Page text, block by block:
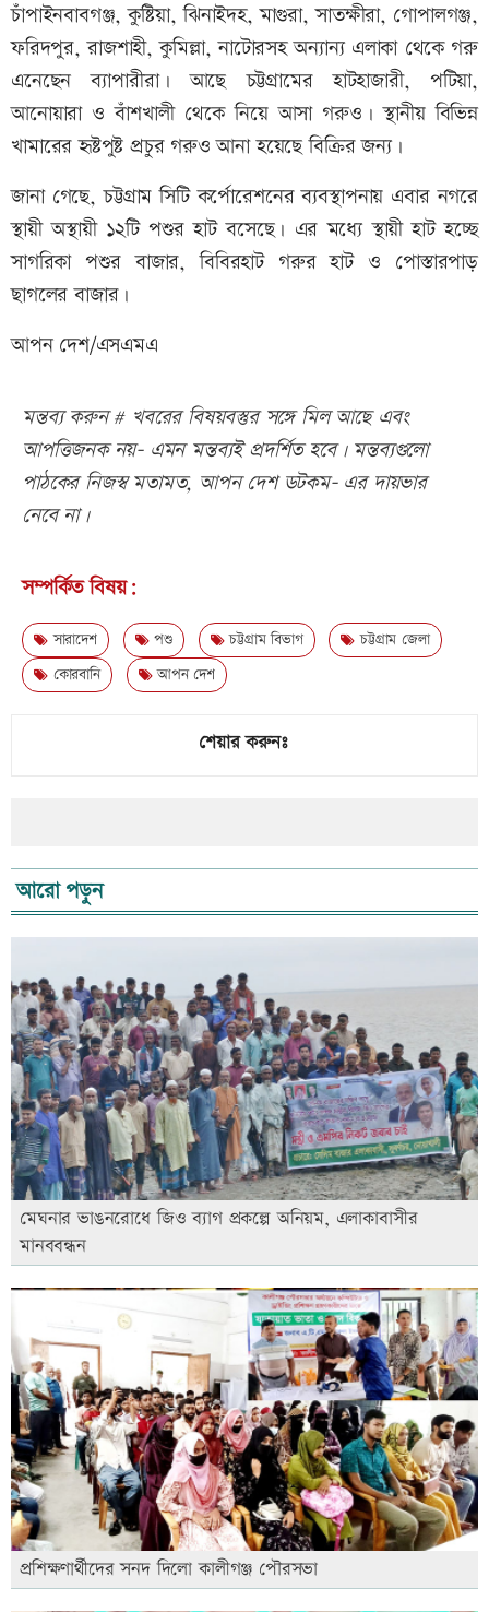
চাঁপাইনবাবগঞ্জ, কুষ্টিয়া, ঝিনাইদহ, মাগুরা, সাতক্ষীরা, গোপালগঞ্জ,
ফরিদপুর, রাজশাহী, কুমিল্লা, নাটোরসহ অন্যান্য এলাকা থেকে গরু
এনেছেন ব্যাপারীরা। আছে চট্টগ্রামের হাটহাজারী, পটিয়া,
আনোয়ারা ও বাঁশখালী থেকে নিয়ে আসা গরুও। স্থানীয় বিভিন্ন
খামারের হৃষ্টপুষ্ট প্রচুর গরুও আনা হয়েছে বিক্রির জন্য।
জানা গেছে, চট্টগ্রাম সিটি কর্পোরেশনের ব্যবস্থাপনায় এবার নগরে
স্থায়ী অস্থায়ী ১২টি পশুর হাট বসেছে। এর মধ্যে স্থায়ী হাট হচ্ছে
সাগরিকা পশুর বাজার, বিবিরহাট গরুর হাট ও পোস্তারপাড়
ছাগলের বাজার।
আপন দেশ/এসএমএ
মন্তব্য করুন # খবরের বিষয়বস্তুর সঙ্গে মিল আছে এবং
আপত্তিজনক নয়- এমন মন্তব্যই প্রদর্শিত হবে। মন্তব্যগুলো
পাঠকের নিজস্ব মতামত, আপন দেশ ডটকম- এর দায়ভার
নেবে না।
সম্পর্কিত বিষয়:
সারাদেশ পশু চট্টগ্রাম বিভাগ
চট্টগ্রাম জেলা
কোরবানি
আপন দেশ
শেয়ার করুনঃ
আরো পড়ুন
মেঘনার ভাঙনরোধে জিও ব্যাগ প্রকল্পে অনিয়ম, এলাকাবাসীর
মানববন্ধন
প্রশিক্ষণার্থীদের সনদ দিলো কালীগঞ্জ পৌরসভা